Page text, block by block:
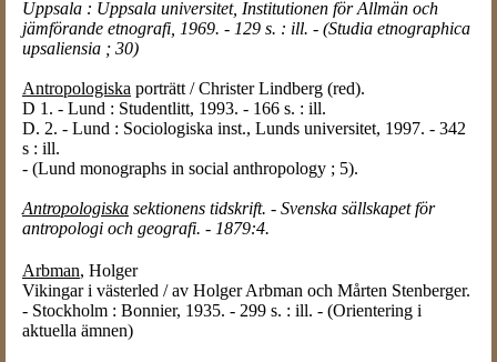
Uppsala : Uppsala universitet, Institutionen för Allmän och
jämförande etnografi, 1969. - 129 s. : ill. - (Studia etnographica
upsaliensia ; 30)
Antropologiska porträtt / Christer Lindberg (red).
D 1. - Lund : Studentlitt, 1993. - 166 s. : ill.
D. 2. - Lund : Sociologiska inst., Lunds universitet, 1997. - 342
s : ill.
- (Lund monographs in social anthropology ; 5).
Antropologiska sektionens tidskrift. - Svenska sällskapet för
antropologi och geografi. - 1879:4.
Arbman, Holger
Vikingar i västerled / av Holger Arbman och Mårten Stenberger.
- Stockholm : Bonnier, 1935. - 299 s. : ill. - (Orientering i
aktuella ämnen)